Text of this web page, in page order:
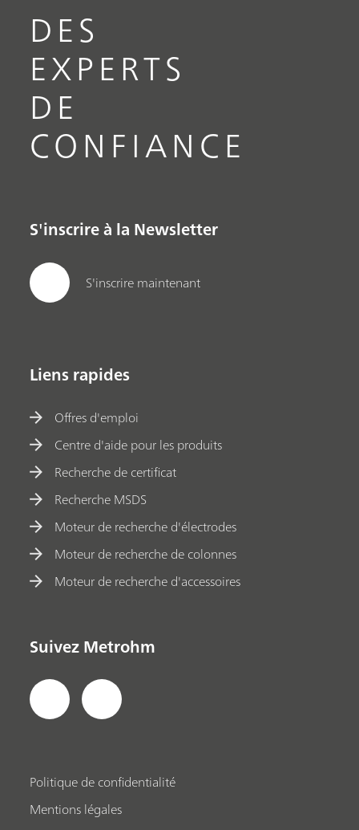
DES
EXPERTS
DE
CONFIANCE
S'inscrire à la Newsletter
S'inscrire maintenant
Liens rapides
Offres d'emploi
Centre d'aide pour les produits
Recherche de certificat
Recherche MSDS
Moteur de recherche d'électrodes
Moteur de recherche de colonnes
Moteur de recherche d'accessoires
Suivez Metrohm
Politique de confidentialité
Mentions légales